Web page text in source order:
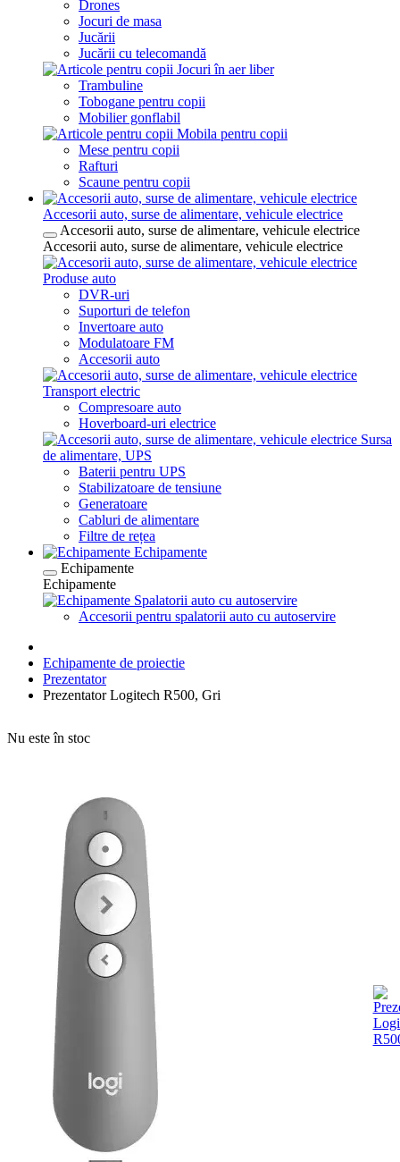
Drones
Jocuri de masa
Jucării
Jucării cu telecomandă
Jocuri în aer liber
Trambuline
Tobogane pentru copii
Mobilier gonflabil
Mobila pentru copii
Mese pentru copii
Rafturi
Scaune pentru copii
Accesorii auto, surse de alimentare, vehicule electrice
Accesorii auto, surse de alimentare, vehicule electrice
Accesorii auto, surse de alimentare, vehicule electrice
Produse auto
DVR-uri
Suporturi de telefon
Invertoare auto
Modulatoare FM
Accesorii auto
Transport electric
Compresoare auto
Hoverboard-uri electrice
Sursa
de alimentare, UPS
Baterii pentru UPS
Stabilizatoare de tensiune
Generatoare
Cabluri de alimentare
Filtre de rețea
Echipamente
Echipamente
Echipamente
Spalatorii auto cu autoservire
Accesorii pentru spalatorii auto cu autoservire
Echipamente de proiectie
Prezentator
Prezentator Logitech R500, Gri
Nu este în stoc